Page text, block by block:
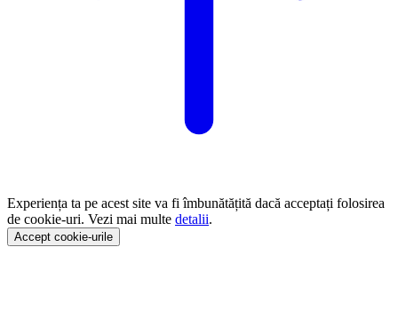
Experiența ta pe acest site va fi îmbunătățită dacă acceptați folosirea
de cookie-uri. Vezi mai multe detalii.
Accept cookie-urile